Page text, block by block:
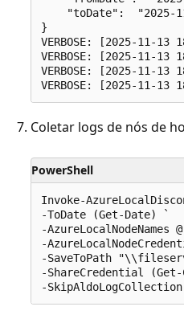
"toDate":  "2025-
}
VERBOSE: [2025-
VERBOSE: [2025-
VERBOSE: [2025-11-
Coletar logs de nós de
PowerShell
Invoke-
-ToDate (Get-Date) `
-AzureLocalNodeNames
-
-SaveToPath
-ShareCredential